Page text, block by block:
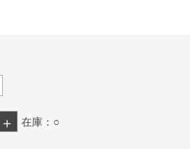
＋
在庫：○